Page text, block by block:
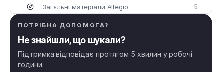
Загальні матеріали Altegio 5
Розклад 31
ПОТРІБНА ДОПОМОГА?
Не знайшли, що шукали?
Підтримка відповідає протягом 5 хвилин у робочі
години.